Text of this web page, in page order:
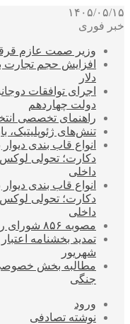
۱۴۰۵/۰۵/۱۵
خبر فوری
وزیر صمت عازم
دلار
اجرای توافقات
دولت چهاردهم
راهنمای تخصصی
تنش‌های ژئوپلیتیک،
انواع قاب بندی
دکارت؛ تحولی
داخلی
انواع قاب بندی
دکارت؛ تحولی
داخلی
مصوبه ۸۵۶ شورای رقابت؛ این جاده یک‌طرفه است
شهریور
مطالبه بخش خصوصی
جنگی
ورود
نوشته تصادفی